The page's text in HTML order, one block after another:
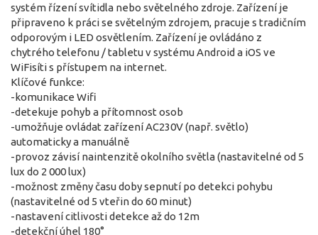
systém řízení svítidla nebo světelného zdroje. Zařízení je
připraveno k práci se světelným zdrojem, pracuje s tradičním
odporovým i LED osvětlením. Zařízení je ovládáno z
chytrého telefonu / tabletu v systému Android a iOS ve
WiFisíti s přístupem na internet.
Klíčové funkce:
-komunikace Wifi
-detekuje pohyb a přítomnost osob
-umožňuje ovládat zařízení AC230V (např. světlo)
automaticky a manuálně
-provoz závisí naintenzitě okolního světla (nastavitelné od 5
lux do 2 000 lux)
-možnost změny času doby sepnutí po detekci pohybu
(nastavitelné od 5 vteřin do 60 minut)
-nastavení citlivosti detekce až do 12m
-detekční úhel 180°